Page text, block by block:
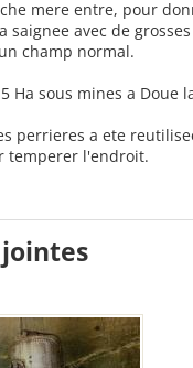
mere entre, pour
saignee avec de
champ normal.
Ha sous mines a Doue
perrieres a ete
temperer l'endroit.
jointes